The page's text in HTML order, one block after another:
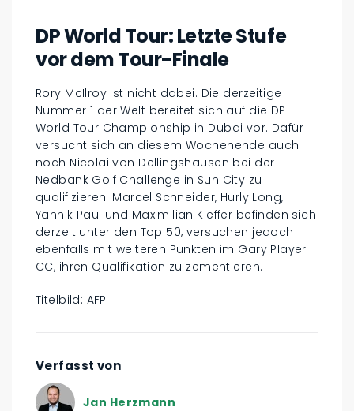
DP World Tour: Letzte Stufe
vor dem Tour-Finale
Rory McIlroy ist nicht dabei. Die derzeitige
Nummer 1 der Welt bereitet sich auf die DP
World Tour Championship in Dubai vor. Dafür
versucht sich an diesem Wochenende auch
noch Nicolai von Dellingshausen bei der
Nedbank Golf Challenge in Sun City zu
qualifizieren. Marcel Schneider, Hurly Long,
Yannik Paul und Maximilian Kieffer befinden sich
derzeit unter den Top 50, versuchen jedoch
ebenfalls mit weiteren Punkten im Gary Player
CC, ihren Qualifikation zu zementieren.
Titelbild: AFP
Verfasst von
Jan Herzmann